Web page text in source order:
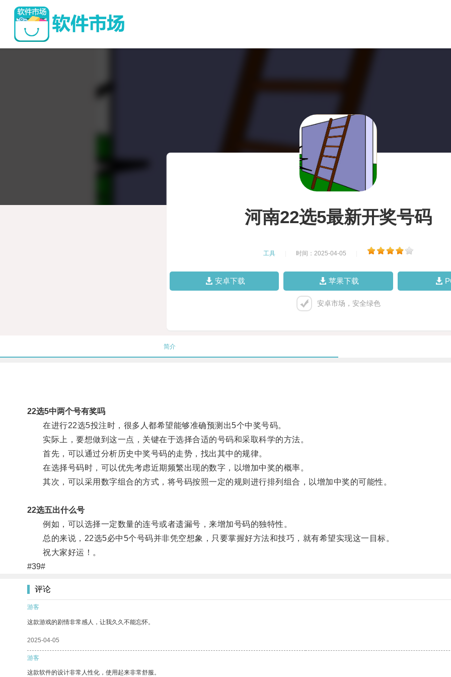
河南22选5最新开奖号码
工具 时间：2025-04-05
安卓下载 苹果下载
安卓市场，安全绿色
简介
22选5中两个号有奖吗
在进行22选5投注时，很多人都希望能够准确预测出5个中奖号码。
实际上，要想做到这一点，关键在于选择合适的号码和采取科学的方法。
首先，可以通过分析历史中奖号码的走势，找出其中的规律。
在选择号码时，可以优先考虑近期频繁出现的数字，以增加中奖的概率。
其次，可以采用数字组合的方式，将号码按照一定的规则进行排列组合，以增加中奖的可能性。
22选五出什么号
例如，可以选择一定数量的连号或者遗漏号，来增加号码的独特性。
总的来说，22选5必中5个号码并非凭空想象，只要掌握好方法和技巧，就有希望实现这一目标。
祝大家好运！。
#39#
评论
游客
这款游戏的剧情非常感人，让我久久不能忘怀。
2025-04-05
游客
这款软件的设计非常人性化，使用起来非常舒服。